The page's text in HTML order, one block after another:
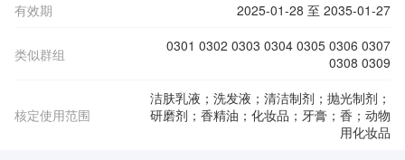
有效期
2025-01-28 至 2035-01-27
类似群组
0301 0302 0303 0304 0305 0306 0307
0308 0309
核定使用范围
洁肤乳液；洗发液；清洁制剂；抛光制剂；
研磨剂；香精油；化妆品；牙膏；香；动物
用化妆品